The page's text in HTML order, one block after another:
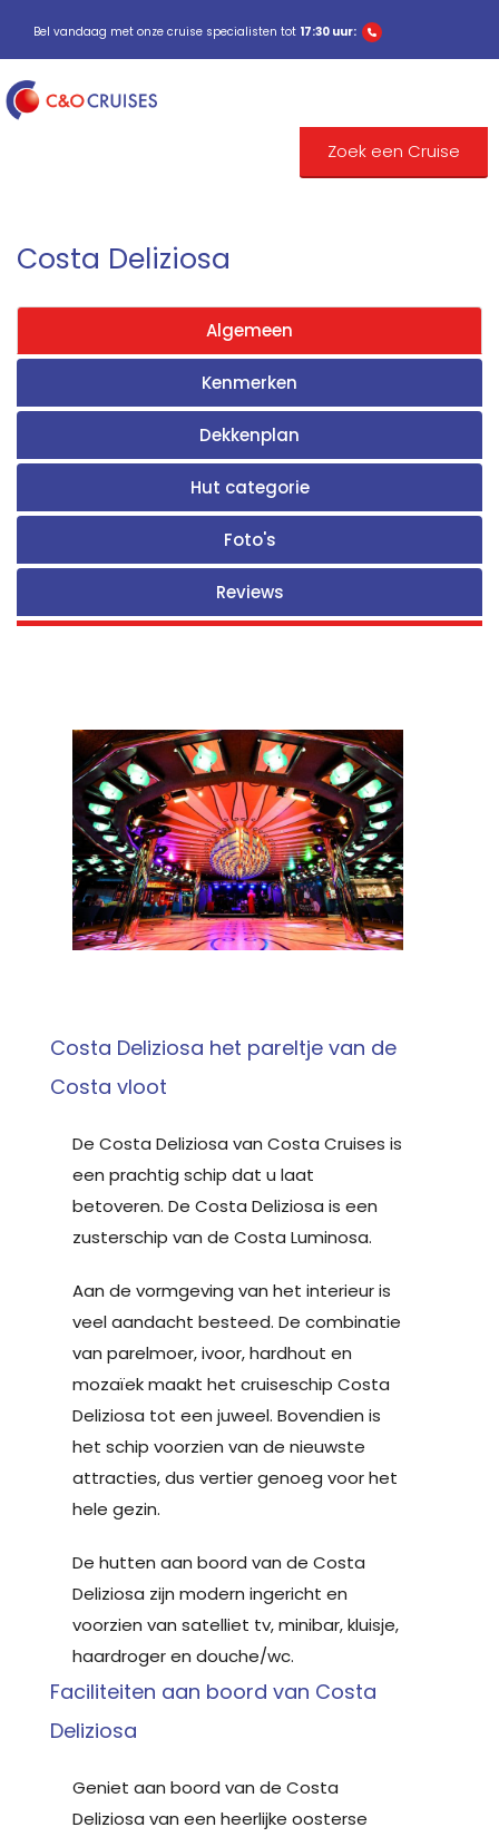
Bel vandaag met onze cruise specialisten tot 17:30 uur:
Zoek een Cruise
Costa Deliziosa
Algemeen
Kenmerken
Dekkenplan
Hut categorie
Foto's
Reviews
Costa Deliziosa het pareltje van de
Costa vloot
De Costa Deliziosa van Costa Cruises is
een prachtig schip dat u laat
betoveren. De Costa Deliziosa is een
zusterschip van de Costa Luminosa.
Aan de vormgeving van het interieur is
veel aandacht besteed. De combinatie
van parelmoer, ivoor, hardhout en
mozaïek maakt het cruiseschip Costa
Deliziosa tot een juweel. Bovendien is
het schip voorzien van de nieuwste
attracties, dus vertier genoeg voor het
hele gezin.
De hutten aan boord van de Costa
Deliziosa zijn modern ingericht en
voorzien van satelliet tv, minibar, kluisje,
haardroger en douche/wc.
Faciliteiten aan boord van Costa
Deliziosa
Geniet aan boord van de Costa
Deliziosa van een heerlijke oosterse